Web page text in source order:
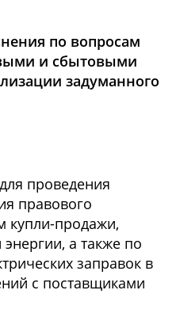
по вопросам
и сбытовыми
задуманного
проведения
правового
купли-продажи,
а также по
заправок в
с поставщиками